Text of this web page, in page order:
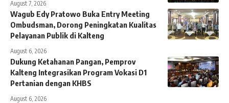
August 7, 2026
Wagub Edy Pratowo Buka Entry Meeting
Ombudsman, Dorong Peningkatan Kualitas
Pelayanan Publik di Kalteng
August 6, 2026
Dukung Ketahanan Pangan, Pemprov
Kalteng Integrasikan Program Vokasi D1
Pertanian dengan KHBS
August 6, 2026